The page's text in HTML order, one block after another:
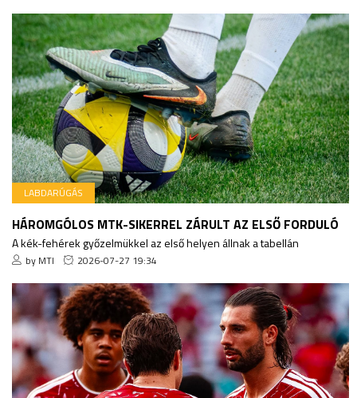
LABDARÚGÁS
HÁROMGÓLOS MTK-SIKERREL ZÁRULT AZ ELSŐ FORDULÓ
A kék-fehérek győzelmükkel az első helyen állnak a tabellán
by MTI 2026-07-27 19:34